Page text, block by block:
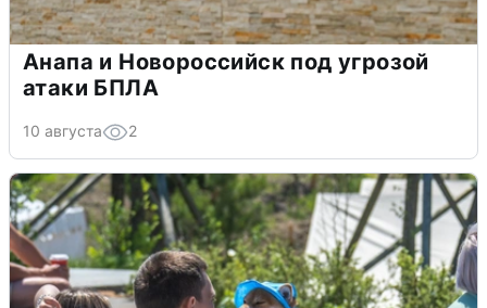
Анапа и Новороссийск под угрозой
атаки БПЛА
10 августа 2